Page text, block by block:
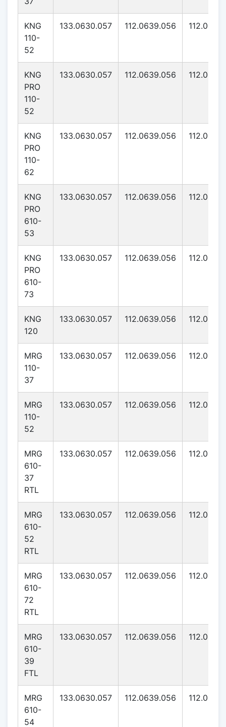
KNG
110-
52
133.0630.057 112.0639.056
KNG
PRO
110-
52
133.0630.057 112.0639.056
KNG
PRO
110-
62
133.0630.057 112.0639.056
KNG
PRO
610-
53
133.0630.057 112.0639.056
KNG
PRO
610-
73
133.0630.057 112.0639.056
KNG
120
133.0630.057 112.0639.056
MRG
110-
37
133.0630.057 112.0639.056
MRG
110-
52
133.0630.057 112.0639.056
MRG
610-
37
RTL
133.0630.057 112.0639.056
MRG
610-
52
RTL
133.0630.057 112.0639.056
MRG
610-
72
RTL
133.0630.057 112.0639.056
MRG
610-
39
FTL
133.0630.057 112.0639.056
MRG
610-
54
133.0630.057 112.0639.056